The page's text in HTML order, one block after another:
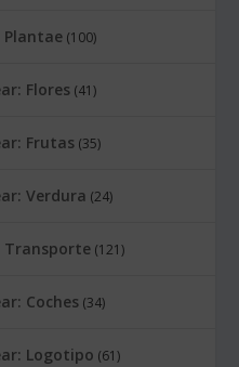
Plantae (100)
Flores (41)
Frutas (35)
Verdura (24)
Transporte (121)
Coches (34)
Logotipo (61)